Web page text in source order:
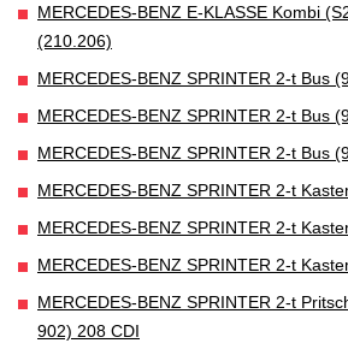
MERCEDES-BENZ E-KLASSE Kombi
(210.206)
MERCEDES-BENZ SPRINTER 2-t Bus
MERCEDES-BENZ SPRINTER 2-t Bus
MERCEDES-BENZ SPRINTER 2-t Bus
MERCEDES-BENZ SPRINTER 2-t
MERCEDES-BENZ SPRINTER 2-t
MERCEDES-BENZ SPRINTER 2-t
MERCEDES-BENZ SPRINTER 2-t
902) 208 CDI